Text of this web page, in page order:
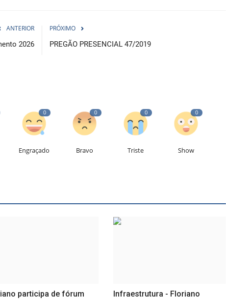
ANTERIOR
2026
PRÓXIMO
PREGÃO PRESENCIAL 47/2019
0
Engraçado
0
Bravo
0
Triste
0
Show
participa de fórum
Infraestrutura - Floriano